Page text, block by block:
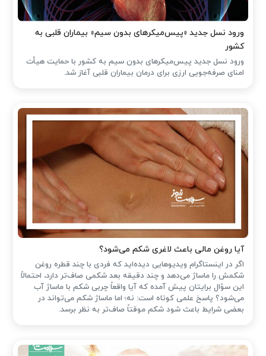
ورود نسل جدید «پیس‌میکرهای بدون سیم» بیماران قلبی به
کشور
ورود نسل جدید پیس‌میکرهای بدون سیم به کشور با حمایت هیأت
امنای صرفه‌جویی ارزی برای درمان بیماران قلبی آغاز شد.
آیا روغن مالی باعث لاغری شکم می‌شود؟
اگر در اینستاگرام ویدیوهایی دیده‌اید که فردی با چند قطره روغن
شکمش را ماساژ می‌دهد و چند دقیقه بعد شکمی صاف‌تر دارد، احتمالاً
این سؤال برایتان پیش آمده که آیا واقعاً چربی شکم با ماساژ آب
می‌شود؟ پاسخ علمی کوتاه است: نه؛ اما ماساژ شکم می‌تواند در
بعضی شرایط باعث شود شکم موقتاً صاف‌تر به نظر برسد.